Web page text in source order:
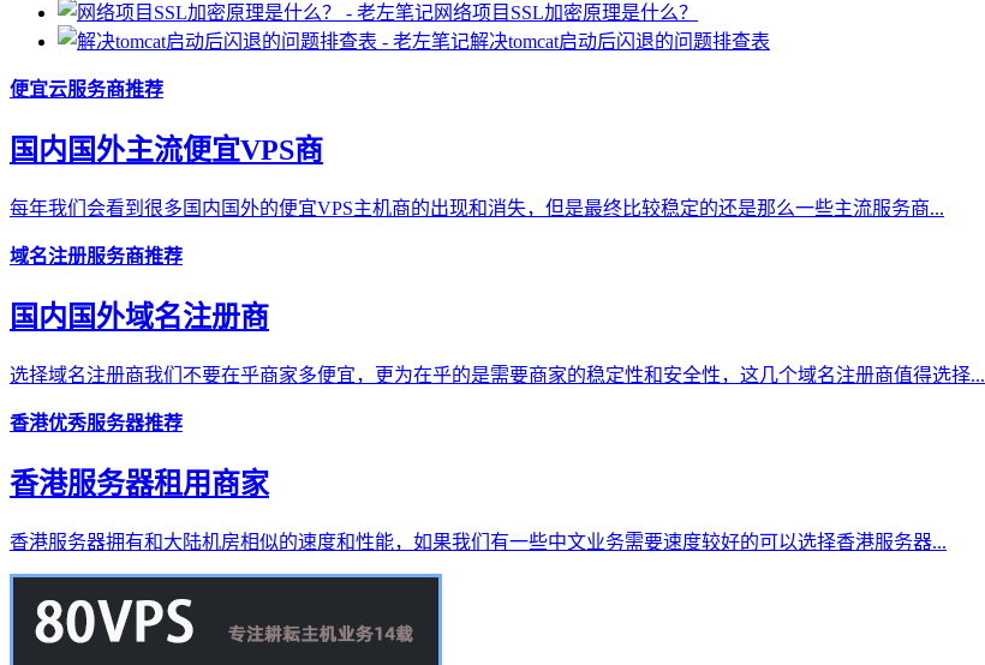
网络项目SSL加密原理是什么？
解决tomcat启动后闪退的问题排查表
便宜云服务商推荐
国内国外主流便宜VPS商
每年我们会看到很多国内国外的便宜VPS主机商的出现和消失，但是最终比较稳定的还是那么一些主流服务商...
域名注册服务商推荐
国内国外域名注册商
选择域名注册商我们不要在乎商家多便宜，更为在乎的是需要商家的稳定性和安全性，这几个域名注册商值得选择...
香港优秀服务器推荐
香港服务器租用商家
香港服务器拥有和大陆机房相似的速度和性能，如果我们有一些中文业务需要速度较好的可以选择香港服务器...